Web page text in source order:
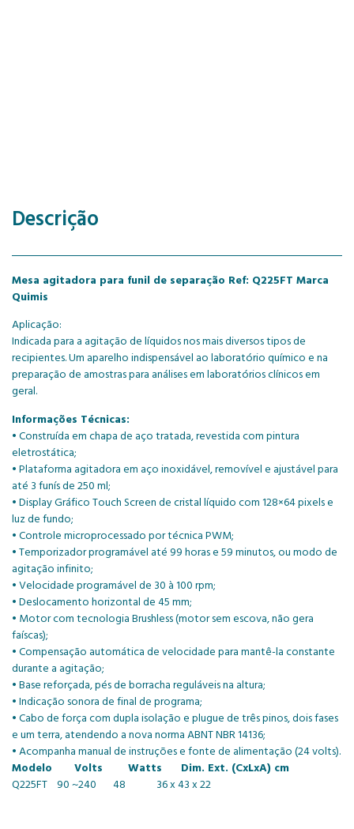
Descrição
Mesa agitadora para funil de separação Ref: Q225FT Marca
Quimis
Aplicação:
Indicada para a agitação de líquidos nos mais diversos tipos de
recipientes. Um aparelho indispensável ao laboratório químico e na
preparação de amostras para análises em laboratórios clínicos em
geral.
Informações Técnicas:
• Construída em chapa de aço tratada, revestida com pintura
eletrostática;
• Plataforma agitadora em aço inoxidável, removível e ajustável para
até 3 funís de 250 ml;
• Display Gráfico Touch Screen de cristal líquido com 128×64 pixels e
luz de fundo;
• Controle microprocessado por técnica PWM;
• Temporizador programável até 99 horas e 59 minutos, ou modo de
agitação infinito;
• Velocidade programável de 30 à 100 rpm;
• Deslocamento horizontal de 45 mm;
• Motor com tecnologia Brushless (motor sem escova, não gera
faíscas);
• Compensação automática de velocidade para mantê-la constante
durante a agitação;
• Base reforçada, pés de borracha reguláveis na altura;
• Indicação sonora de final de programa;
• Cabo de força com dupla isolação e plugue de três pinos, dois fases
e um terra, atendendo a nova norma ABNT NBR 14136;
• Acompanha manual de instruções e fonte de alimentação (24 volts).
Modelo Volts Watts Dim. Ext. (CxLxA) cm
Q225FT 90 ~240 48 36 x 43 x 22